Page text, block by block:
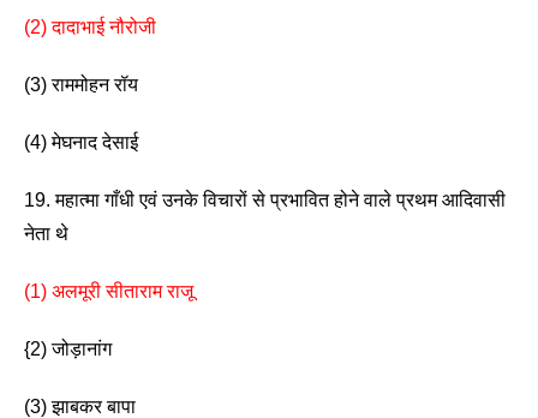
(2) दादाभाई नौरोजी
(3) राममोहन रॉय
(4) मेघनाद देसाई
19. महात्मा गाँधी एवं उनके विचारों से प्रभावित होने वाले प्रथम आदिवासी
नेता थे
(1) अलमूरी सीताराम राजू
{2) जोड़ानांग
(3) झाबकर बापा